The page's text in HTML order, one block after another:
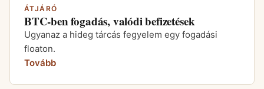
ÁTJÁRÓ
BTC-ben fogadás, valódi befizetések
Ugyanaz a hideg tárcás fegyelem egy fogadási
floaton.
Tovább